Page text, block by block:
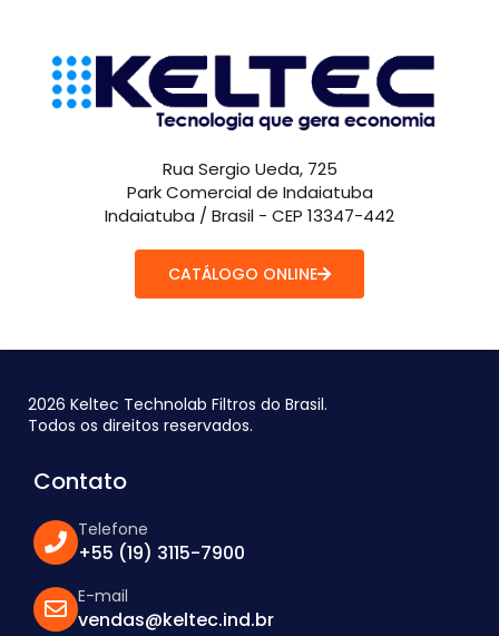
Rua Sergio Ueda, 725
Park Comercial de Indaiatuba
Indaiatuba / Brasil - CEP 13347-442
CATÁLOGO ONLINE
2026 Keltec Technolab Filtros do Brasil.
Todos os direitos reservados.
Contato
Telefone
+55 (19) 3115-7900
E-mail
vendas@keltec.ind.br